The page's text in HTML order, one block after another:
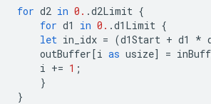
for d2 in 0. .d2Limit {
for d1 in 0. .d1Limit {
let in_idx = (d1Start + d1 *
outBuffer[i as usize] =
i += 1 ;
}
}